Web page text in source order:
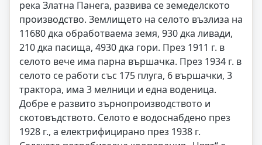
река Златна Панега, развива се земеделското
производство. Землището на селото възлиза на
11680 дка обработваема земя, 930 дка ливади,
210 дка пасища, 4930 дка гори. През 1911 г. в
селото вече има парна вършачка. През 1934 г. в
селото се работи със 175 плуга, 6 вършачки, 3
трактора, има 3 мелници и една воденица.
Добре е развито зърнопроизводството и
скотовъдството. Селото е водоснабдено през
1928 г., а електрифицирано през 1938 г.